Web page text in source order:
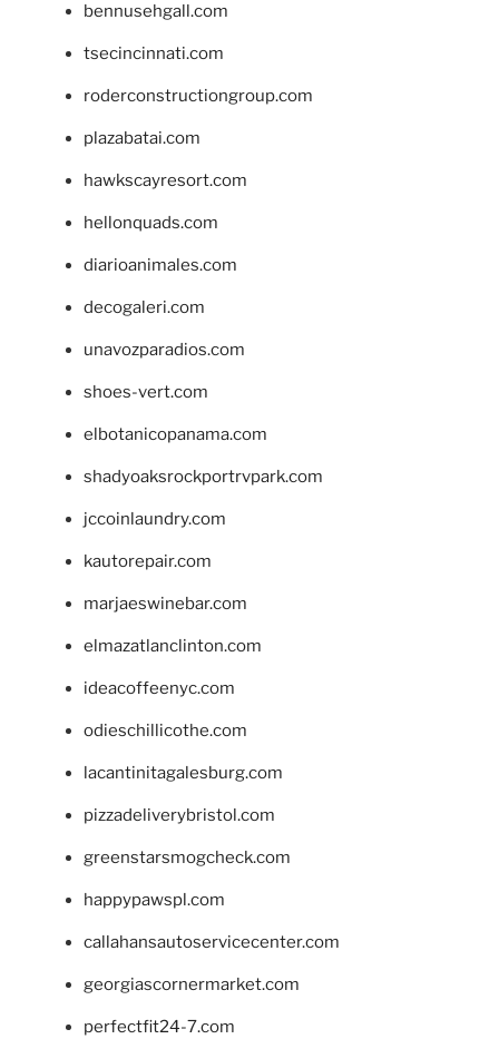
bennusehgall.com
tsecincinnati.com
roderconstructiongroup.com
plazabatai.com
hawkscayresort.com
hellonquads.com
diarioanimales.com
decogaleri.com
unavozparadios.com
shoes-vert.com
elbotanicopanama.com
shadyoaksrockportrvpark.com
jccoinlaundry.com
kautorepair.com
marjaeswinebar.com
elmazatlanclinton.com
ideacoffeenyc.com
odieschillicothe.com
lacantinitagalesburg.com
pizzadeliverybristol.com
greenstarsmogcheck.com
happypawspl.com
callahansautoservicecenter.com
georgiascornermarket.com
perfectfit24-7.com